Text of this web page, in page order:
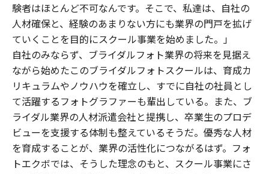
験者はほとんど不可なんです。そこで、私達は、自社の
人材確保と、経験のあまりない方にも業界の門戸を拡げ
ていくことを目的にスクール事業を始めました。」
自社のみならず、ブライダルフォト業界の将来を見据え
ながら始めたこのブライダルフォトスクールは、育成カ
リキュラムやノウハウを確立し、すでに自社の社員とし
て活躍するフォトグラファーも輩出している。また、ブ
ライダル業界の人材派遣会社と提携し、卒業生のプロデ
ビューを支援する体制も整えているそうだ。優秀な人材
を育成することが、業界の活性化につながるはず。フォ
トエクボでは、そうした理念のもと、スクール事業にさ